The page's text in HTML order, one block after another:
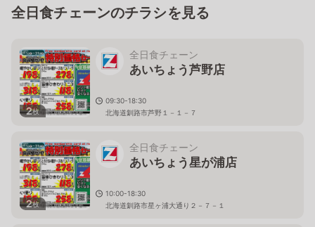
全日食チェーンのチラシを見る
2枚
全日食チェーン
あいちょう芦野店
09:30-18:30
北海道釧路市芦野１－１－７
2枚
全日食チェーン
あいちょう星が浦店
10:00-18:30
北海道釧路市星ヶ浦大通り２－７－１